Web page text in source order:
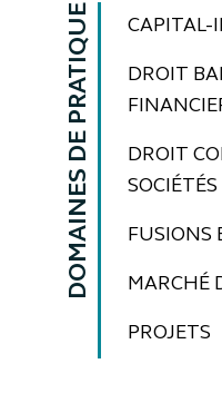
DOMAINES DE PRATIQUE CAPITAL-
DROIT
DROIT
SOCIÉTÉS
FUSIONS
MARCHÉ
PROJETS